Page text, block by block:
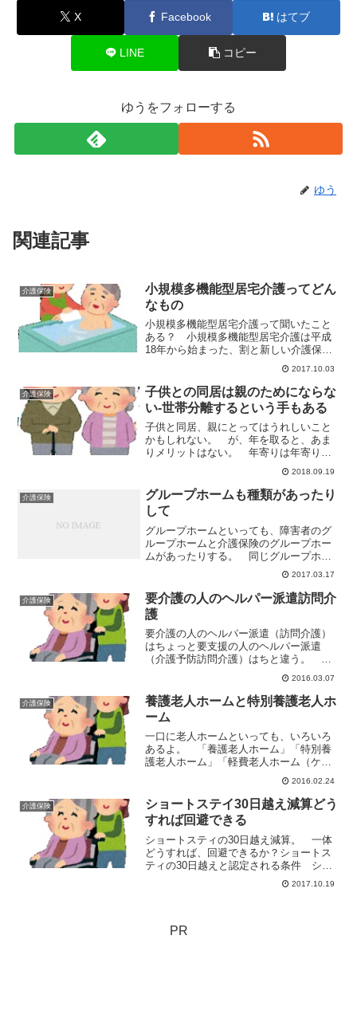
X Facebook はてブ
LINE コピー
ゆうをフォローする
ゆう
関連記事
介護保険
小規模多機能型居宅介護ってどん
なもの
小規模多機能型居宅介護って聞いたこと
ある？ 小規模多機能型居宅介護は平成
18年から始まった、割と新しい介護保険
サービスだ。 あまりなじみのないサー
ビスかも。小規模多機能型居宅介護は
「訪問介護」「ショートスティ」「ディ
サービス」が一つになった...
2017.10.03
介護保険
子供との同居は親のためにならな
い-世帯分離するという手もある
子供と同居、親にとってはうれしいこと
かもしれない。 が、年を取ると、あま
りメリットはない。 年寄りは年寄り、
若手は若手で世帯を持ったほうが実はメ
リットが大きい。子供と老親が同居する
デメリット 若手と老親が同居するデメ
リットをいくつかご紹介し...
2018.09.19
介護保険
グループホームも種類があったり
して
グループホームといっても、障害者のグ
ループホームと介護保険のグループホー
ムがあったりする。 同じグループホー
ムといわれるものなのだが、目的は大き
く違っていたりする。障害者福祉制度に
おけるグループホーム（共同生活援
助） 障碍者福祉制度上のグル...
2017.03.17
介護保険
要介護の人のヘルパー派遣訪問介
護
要介護の人のヘルパー派遣（訪問介護）
はちょっと要支援の人のヘルパー派遣
（介護予防訪問介護）はちと違う。 お
金の面でも違うし、ヘルパーが行う介護
についてもちょっと違う。要介護の人へ
のヘルパー派遣は1回いくら・要支援は1
ヶ月いくらで計算する 要...
2016.03.07
介護保険
養護老人ホームと特別養護老人ホ
ーム
一口に老人ホームといっても、いろいろ
あるよ。 「養護老人ホーム」「特別養
護老人ホーム」「軽費老人ホーム（ケア
ハウス」などなど。 それぞれ違いわか
るだろうか？ 同じようなものだと思っ
てる人が多いと思うけど、実はぜんぜん
違う。養護老人ホーム環境...
2016.02.24
介護保険
ショートステイ30日越え減算どう
すれば回避できる
ショートスティの30日越え減算。 一体
どうすれば、回避できるか？ショートス
ティの30日越えと認定される条件 ショ
ートステイの減算対象となる30日越え利
用。 どの場合が「30日越え」となるの
2017.10.19
PR